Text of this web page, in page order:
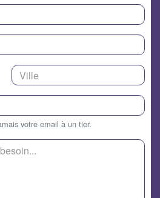
votre email à un tier.